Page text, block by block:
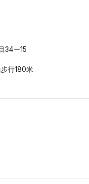
34ー15
行180米